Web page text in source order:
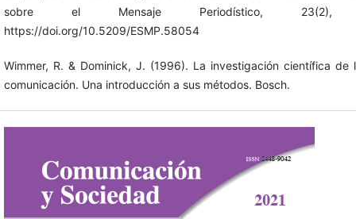
sobre el Mensaje Periodístico, 23(2),
https://doi.org/10.5209/ESMP.58054
Wimmer, R. & Dominick, J. (1996). La investigación científica de
comunicación. Una introducción a sus métodos. Bosch.